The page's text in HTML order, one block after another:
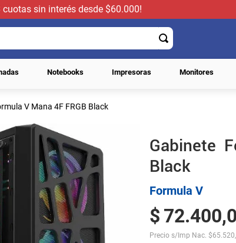
cuotas sin interés desde $60.000!
Notebooks Impresoras Monitores
V Mana 4F FRGB Black
Gabinete
Black
Formula V
$ 72.400,
Precio s/Imp Nac. $